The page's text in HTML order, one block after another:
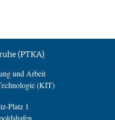
(PTKA)
und Arbeit
(KIT)
Platz 1